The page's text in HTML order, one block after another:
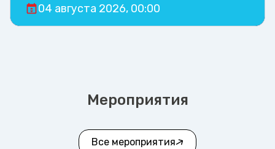
04 августа 2026, 00:00
Мероприятия
Все мероприятия